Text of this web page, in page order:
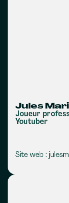
Jules
Joueur
Youtuber
Site web :